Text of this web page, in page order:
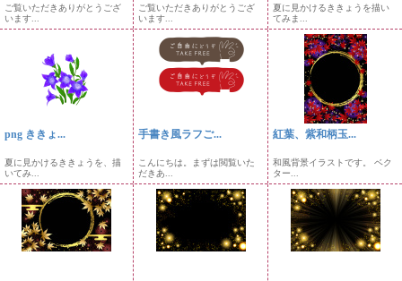
ご覧いただきありがとうござ
います...
ご覧いただきありがとうござ
います...
夏に見かけるききょうを描い
てみま...
png ききょ...
夏に見かけるききょうを、描
いてみ...
手書き風ラフご...
こんにちは。まずは閲覧いた
だきあ...
紅葉、紫和柄玉...
和風背景イラストです。 ベク
ター...